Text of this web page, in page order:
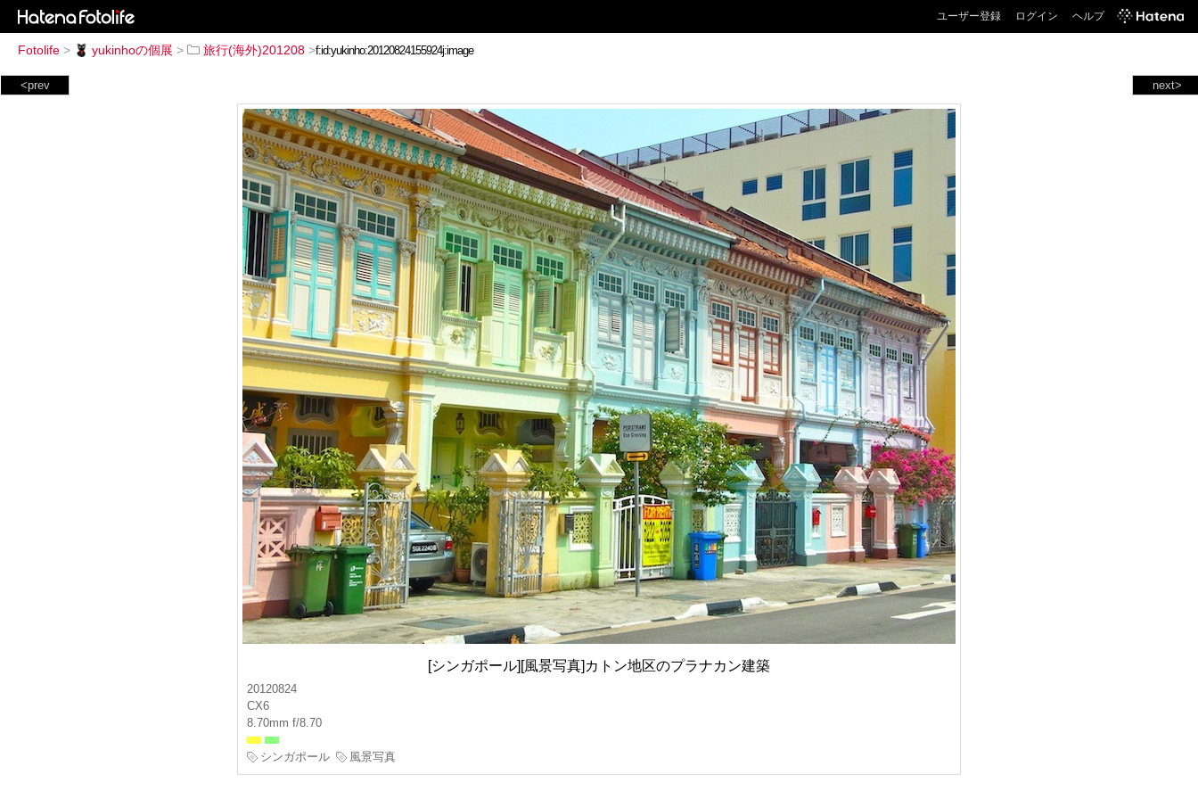
ユーザー登録 ログイン ヘルプ
Fotolife > yukinhoの個展 > 旅行(海外)201208 >
next>
<prev
[シンガポール][風景写真]カトン地区のプラナカン建築
20120824
CX6
8.70mm f/8.70
シンガポール 風景写真